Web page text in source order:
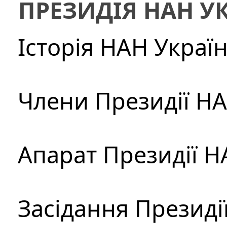
ПРЕЗИДІЯ НАН
Історія НАН
Члени Президії
Апарат Президії
Засідання